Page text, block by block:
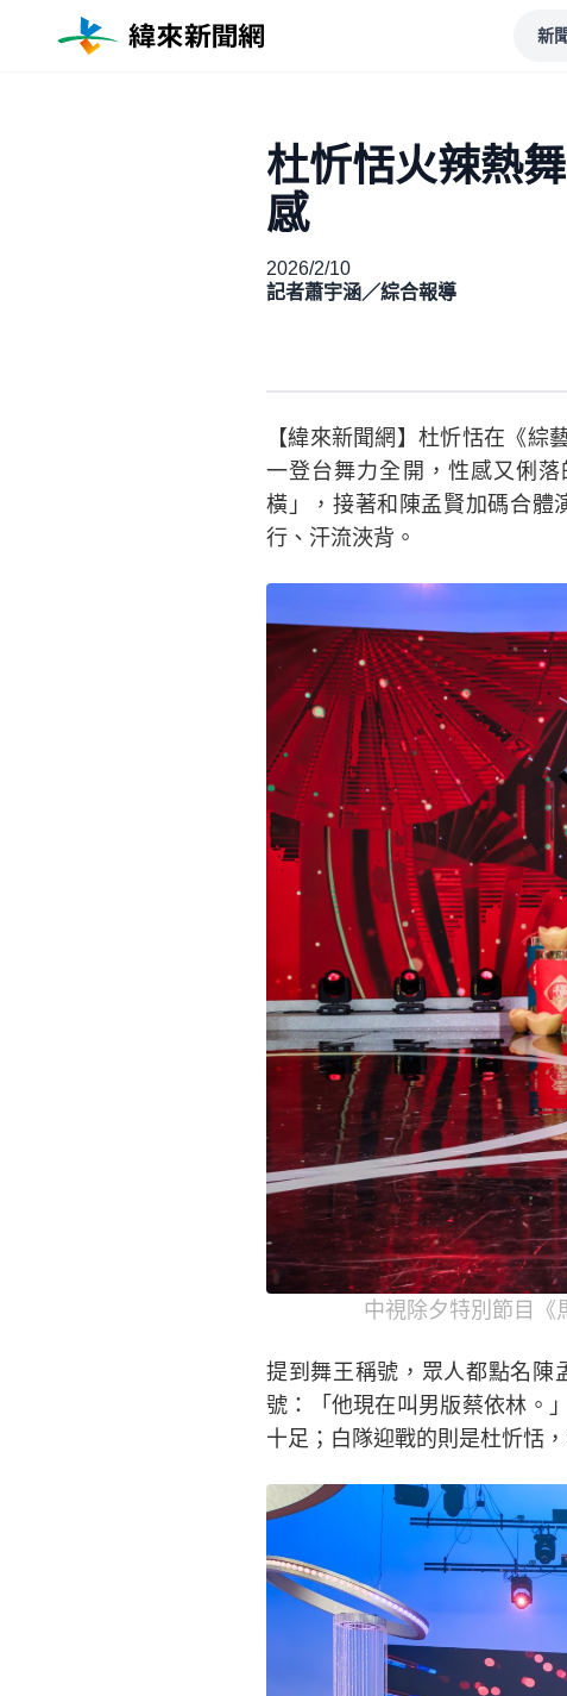
新
杜忻恬火辣熱
感
2026/2/10
記者蕭宇涵／綜合報導
【緯來新聞網】杜忻恬在《綜
一登台舞力全開，性感又俐
橫」，接著和陳孟賢加碼合體
行、汗流浹背。
中視除夕特別節目《
提到舞王稱號，眾人都點名陳
號：「他現在叫男版蔡依林。
十足；白隊迎戰的則是杜忻恬